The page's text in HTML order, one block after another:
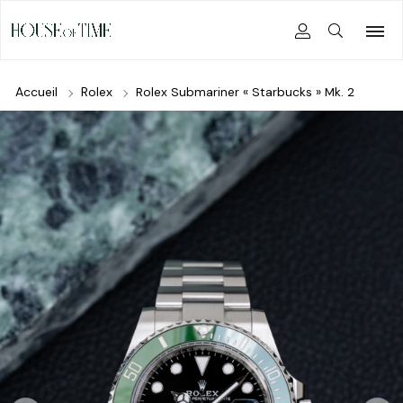
Accueil Rolex Rolex Submariner « Starbucks » Mk. 2